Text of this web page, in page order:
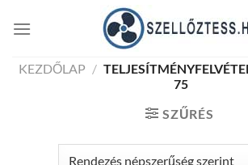
KEZDŐLAP /
75
SZŰRÉS